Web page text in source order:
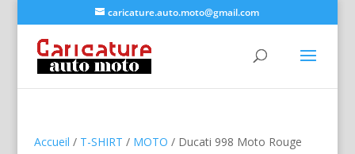
caricature.auto.moto@gmail.com
Accueil / T-SHIRT / MOTO / Ducati 998 Moto Rouge